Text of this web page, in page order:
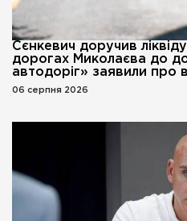
Сєнкевич доручив
дорогах Миколаєва до
автодоріг» заявили про
06 серпня 2026